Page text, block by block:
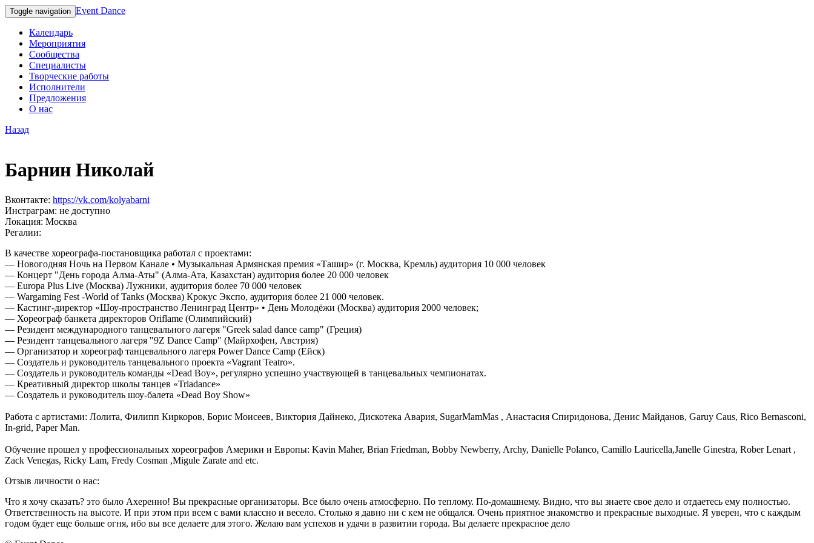
Toggle navigation Event Dance
Календарь
Мероприятия
Сообщества
Специалисты
Творческие работы
Исполнители
Предложения
О нас
Назад
Барнин Николай
Вконтакте: https://vk.com/kolyabarni
Инстраграм: не доступно
Локация: Москва
Регалии:
В качестве хореографа-постановщика работал с проектами:
— Новогодняя Ночь на Первом Канале • Музыкальная Армянская премия «Ташир» (г. Москва, Кремль) аудитория 10 000 человек
— Концерт "День города Алма-Аты" (Алма-Ата, Казахстан) аудитория более 20 000 человек
— Europa Plus Live (Москва) Лужники, аудитория более 70 000 человек
— Wargaming Fest -World of Tanks (Москва) Крокус Экспо, аудитория более 21 000 человек.
— Кастинг-директор «Шоу-пространство Ленинград Центр» • День Молодёжи (Москва) аудитория 2000 человек;
— Хореограф банкета директоров Oriflame (Олимпийский)
— Резидент международного танцевального лагеря "Greek salad dance camp" (Греция)
— Резидент танцевального лагеря "9Z Dance Camp" (Майрхофен, Австрия)
— Организатор и хореограф танцевального лагеря Power Dance Camp (Ейск)
— Создатель и руководитель танцевального проекта «Vagrant Teatro».
— Создатель и руководитель команды «Dead Boy», регулярно успешно участвующей в танцевальных чемпионатах.
— Креативный директор школы танцев «Triadance»
— Создатель и руководитель шоу-балета «Dead Boy Show»
Работа с артистами: Лолита, Филипп Киркоров, Борис Моисеев, Виктория Дайнеко, Дискотека Авария, SugarMamMas , Анастасия Спиридонова, Денис Майданов, Garuy Caus, Rico Bernasconi,
In-grid, Paper Man.
Обучение прошел у профессиональных хореографов Америки и Европы: Kavin Maher, Brian Friedman, Bobby Newberry, Archy, Danielle Polanco, Camillo Lauricella,Janelle Ginestra, Rober Lenart ,
Zack Venegas, Ricky Lam, Fredy Cosman ,Migule Zarate and etc.
Отзыв личности о нас:
Что я хочу сказать? это было Ахеренно! Вы прекрасные организаторы. Все было очень атмосферно. По теплому. По-домашнему. Видно, что вы знаете свое дело и отдаетесь ему полностью.
Ответственность на высоте. И при этом при всем с вами классно и весело. Столько я давно ни с кем не общался. Очень приятное знакомство и прекрасные выходные. Я уверен, что с каждым
годом будет еще больше огня, ибо вы все делаете для этого. Желаю вам успехов и удачи в развитии города. Вы делаете прекрасное дело